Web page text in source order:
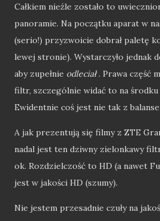
Całkiem nieźle zostało to
panoramie. Na początku aparat w
(serio!) przyzwoicie dobrał paletę
lewej stronie). Wystarczyło jednak
aby zupełnie odleciał. Prawa część
filtr, szczególnie widać to na środku
Ewidentnie coś jest nie tak z
A jak prezentują się filmy z ZTE
nadal jest ten dziwny zielonkawy
ok. Rozdzielczość to HD (a nawet
jest w jakości HD (szumy).
Nie jestem przesadnie czuły na